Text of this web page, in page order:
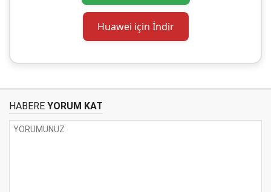
Huawei için İndir
HABERE YORUM KAT